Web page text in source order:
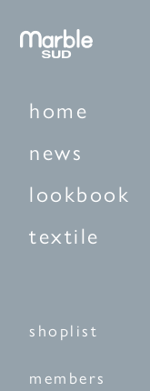
home
news
lookbook
textile
shoplist
members